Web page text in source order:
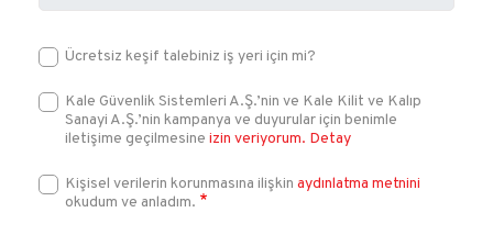
Ücretsiz keşif talebiniz iş yeri için mi?
Kale Güvenlik Sistemleri A.Ş.’nin ve Kale Kilit ve Kalıp
Sanayi A.Ş.’nin kampanya ve duyurular için benimle
iletişime geçilmesine izin veriyorum. Detay
Kişisel verilerin korunmasına ilişkin aydınlatma metnini
okudum ve anladım.